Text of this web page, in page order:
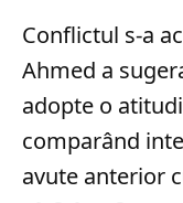
Conflictul s-a
Ahmed a
adopte o
comparând
avute anterior